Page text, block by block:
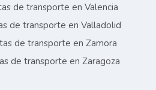
de transporte en Valencia
de transporte en Valladolid
de transporte en Zamora
de transporte en Zaragoza